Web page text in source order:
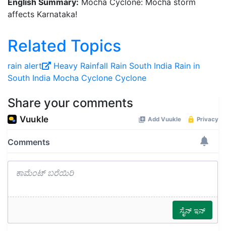
English Summary: Mocha Cyclone: Mocha storm
affects Karnataka!
Related Topics
rain alert Heavy Rainfall Rain South India Rain in
South India Mocha Cyclone Cyclone
Share your comments